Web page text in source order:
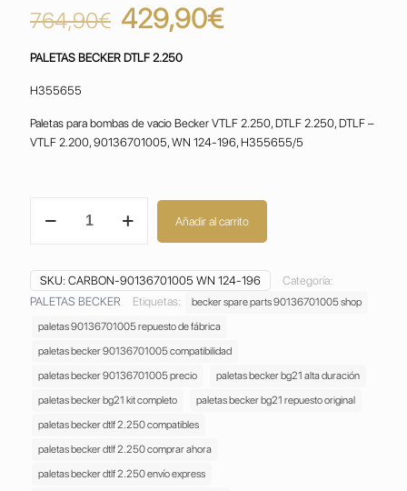
764,90€ El
precio
original
764,90€.
429,90€El
429,90€.
PALETAS BECKER DTLF 2.250
H355655
Paletas para bombas de vacio Becker VTLF 2.250, DTLF 2.250, DTLF –
VTLF 2.200, 90136701005, WN 124-196, H355655/5
BECKER
VANES
90136701005
196
BG
21
Añadir al carrito
SKU: CARBON-90136701005 WN 124-196
Categoría:
PALETAS BECKER
Etiquetas:
becker spare parts 90136701005 shop
paletas 90136701005 repuesto de fábrica
paletas becker 90136701005 compatibilidad
paletas becker 90136701005 precio
paletas becker bg21 alta duración
paletas becker bg21 kit completo
paletas becker bg21 repuesto original
paletas becker dtlf 2.250 compatibles
paletas becker dtlf 2.250 comprar ahora
paletas becker dtlf 2.250 envío express